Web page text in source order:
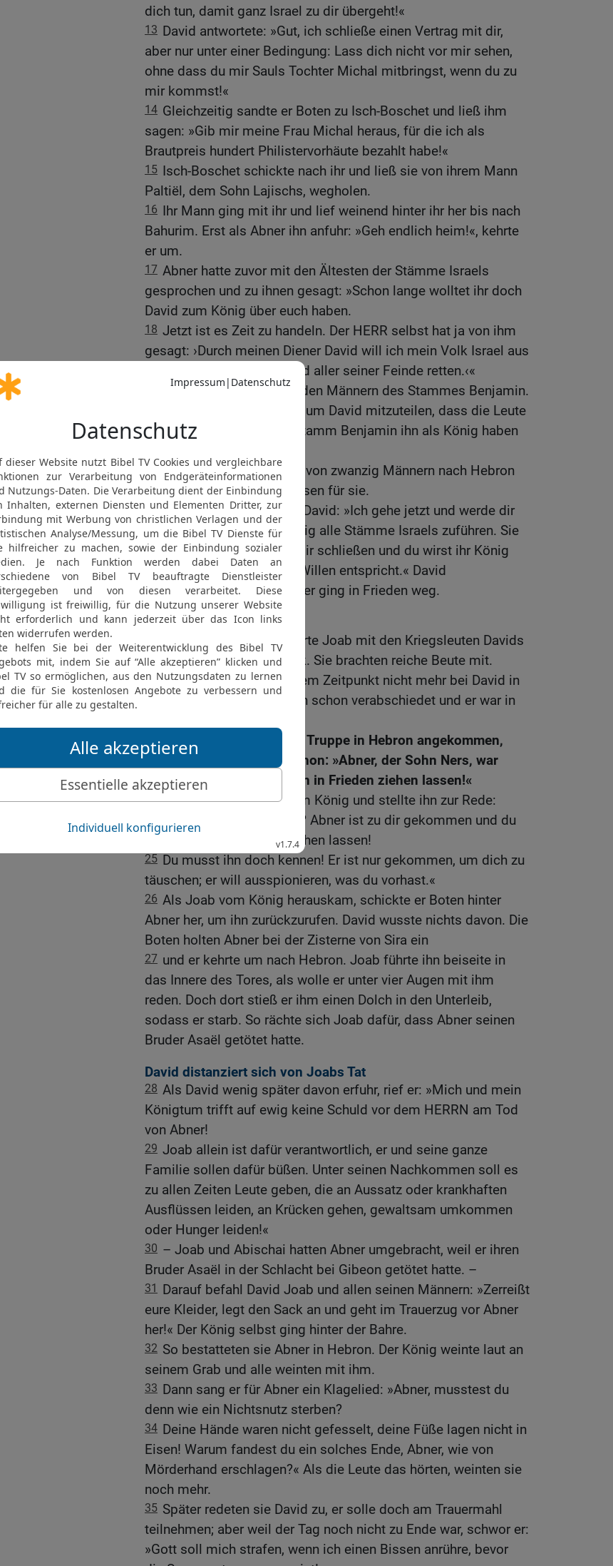
dich tun, damit ganz Israel zu dir übergeht!«
13 David antwortete: »Gut, ich schließe einen Vertrag mit dir,
aber nur unter einer Bedingung: Lass dich nicht vor mir sehen,
ohne dass du mir Sauls Tochter Michal mitbringst, wenn du zu
mir kommst!«
14 Gleichzeitig sandte er Boten zu Isch-Boschet und ließ ihm
sagen: »Gib mir meine Frau Michal heraus, für die ich als
Brautpreis hundert Philistervorhäute bezahlt habe!«
15 Isch-Boschet schickte nach ihr und ließ sie von ihrem Mann
Paltiël, dem Sohn Lajischs, wegholen.
16 Ihr Mann ging mit ihr und lief weinend hinter ihr her bis nach
Bahurim. Erst als Abner ihn anfuhr: »Geh endlich heim!«, kehrte
er um.
17 Abner hatte zuvor mit den Ältesten der Stämme Israels
gesprochen und zu ihnen gesagt: »Schon lange wolltet ihr doch
David zum König über euch haben.
18 Jetzt ist es Zeit zu handeln. Der HERR selbst hat ja von ihm
gesagt: ›Durch meinen Diener David will ich mein Volk Israel aus
der Gewalt der Philister und aller seiner Feinde retten.‹«
Abner sprach auch mit den Männern des Stammes Benjamin.
Dann ging er nach Hebron, um David mitzuteilen, dass die Leute
von Israel und der ganze Stamm Benjamin ihn als König haben
20 Als Abner in Begleitung von zwanzig Männern nach Hebron
kam, gab David ein Festessen für sie.
21 Danach sagte Abner zu David: »Ich gehe jetzt und werde dir
als meinem Herrn und König alle Stämme Israels zuführen. Sie
werden einen Vertrag mit dir schließen und du wirst ihr König
sein, ganz wie es deinem Willen entspricht.« David
verabschiedete Abner und er ging in Frieden weg.
Joab rächt sich an Abner
Nicht lange danach kehrte Joab mit den Kriegsleuten Davids
von einem Streifzug zurück. Sie brachten reiche Beute mit.
Abner befand sich zu diesem Zeitpunkt nicht mehr bei David in
Hebron; der König hatte ihn schon verabschiedet und er war in
Kaum war Joab mit der Truppe in Hebron angekommen,
erzählte man ihm auch schon: »Abner, der Sohn Ners, war
beim König und der hat ihn in Frieden ziehen lassen!«
24 Da ging Joab sofort zum König und stellte ihn zur Rede:
»Was hast du da gemacht? Abner ist zu dir gekommen und du
hast ihn einfach wieder ziehen lassen!
25 Du musst ihn doch kennen! Er ist nur gekommen, um dich zu
täuschen; er will ausspionieren, was du vorhast.«
26 Als Joab vom König herauskam, schickte er Boten hinter
Abner her, um ihn zurückzurufen. David wusste nichts davon. Die
Boten holten Abner bei der Zisterne von Sira ein
27 und er kehrte um nach Hebron. Joab führte ihn beiseite in
das Innere des Tores, als wolle er unter vier Augen mit ihm
reden. Doch dort stieß er ihm einen Dolch in den Unterleib,
sodass er starb. So rächte sich Joab dafür, dass Abner seinen
Bruder Asaël getötet hatte.
David distanziert sich von Joabs Tat
28 Als David wenig später davon erfuhr, rief er: »Mich und mein
Königtum trifft auf ewig keine Schuld vor dem HERRN am Tod
von Abner!
29 Joab allein ist dafür verantwortlich, er und seine ganze
Familie sollen dafür büßen. Unter seinen Nachkommen soll es
zu allen Zeiten Leute geben, die an Aussatz oder krankhaften
Ausflüssen leiden, an Krücken gehen, gewaltsam umkommen
oder Hunger leiden!«
30 – Joab und Abischai hatten Abner umgebracht, weil er ihren
Bruder Asaël in der Schlacht bei Gibeon getötet hatte. –
31 Darauf befahl David Joab und allen seinen Männern: »Zerreißt
eure Kleider, legt den Sack an und geht im Trauerzug vor Abner
her!« Der König selbst ging hinter der Bahre.
32 So bestatteten sie Abner in Hebron. Der König weinte laut an
seinem Grab und alle weinten mit ihm.
33 Dann sang er für Abner ein Klagelied: »Abner, musstest du
denn wie ein Nichtsnutz sterben?
34 Deine Hände waren nicht gefesselt, deine Füße lagen nicht in
Eisen! Warum fandest du ein solches Ende, Abner, wie von
Mörderhand erschlagen?« Als die Leute das hörten, weinten sie
noch mehr.
35 Später redeten sie David zu, er solle doch am Trauermahl
teilnehmen; aber weil der Tag noch nicht zu Ende war, schwor er:
»Gott soll mich strafen, wenn ich einen Bissen anrühre, bevor